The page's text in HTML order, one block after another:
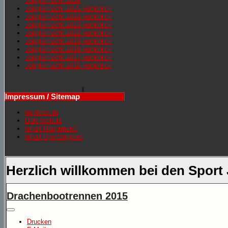
Jongliernachr 2025 Rückblick
Jongliernacht 2024 Rückblick
Jongliernacht 2023 Rückblick
Jongliernacht 2022 Rückblick
Jongliernacht 2019 Rückblick
Jongliernacht 2018 Rückblick
Jongliernacht 2017 Rückblick
Jongliernacht 2016 Rückblick
Impressum / Sitemap
Impressum
Datenschutz
Inhalt Hauptmenü
Inhalt Sportangebot
Herzlich willkommen bei den Sport
Drachenbootrennen 2015
Drucken